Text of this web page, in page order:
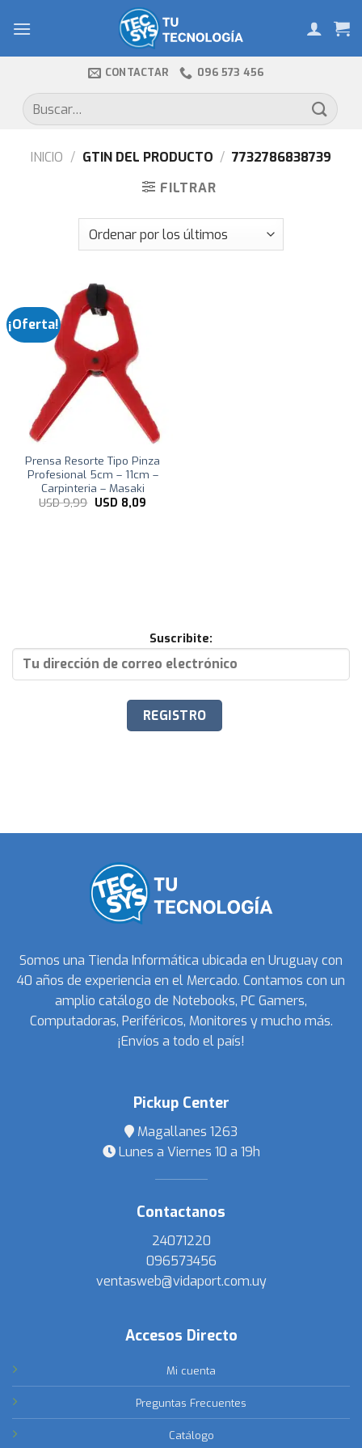
CONTACTAR 096 573 456
Buscar
por:
INICIO / GTIN DEL PRODUCTO / 7732786838739
FILTRAR
¡Oferta!
Prensa Resorte Tipo Pinza
Profesional 5cm – 11cm –
Carpinteria – Masaki
USD9,99 El
USD 8,09El
Suscribite:
Somos una Tienda Informática ubicada en Uruguay con
40 años de experiencia en el Mercado. Contamos con un
amplio catálogo de Notebooks, PC Gamers,
Computadoras, Periféricos, Monitores y mucho más.
¡Envíos a todo el país!
Pickup Center
Magallanes 1263
Lunes a Viernes 10 a 19h
Contactanos
24071220
096573456
ventasweb@vidaport.com.uy
Accesos Directo
Mi cuenta
Preguntas Frecuentes
Catálogo